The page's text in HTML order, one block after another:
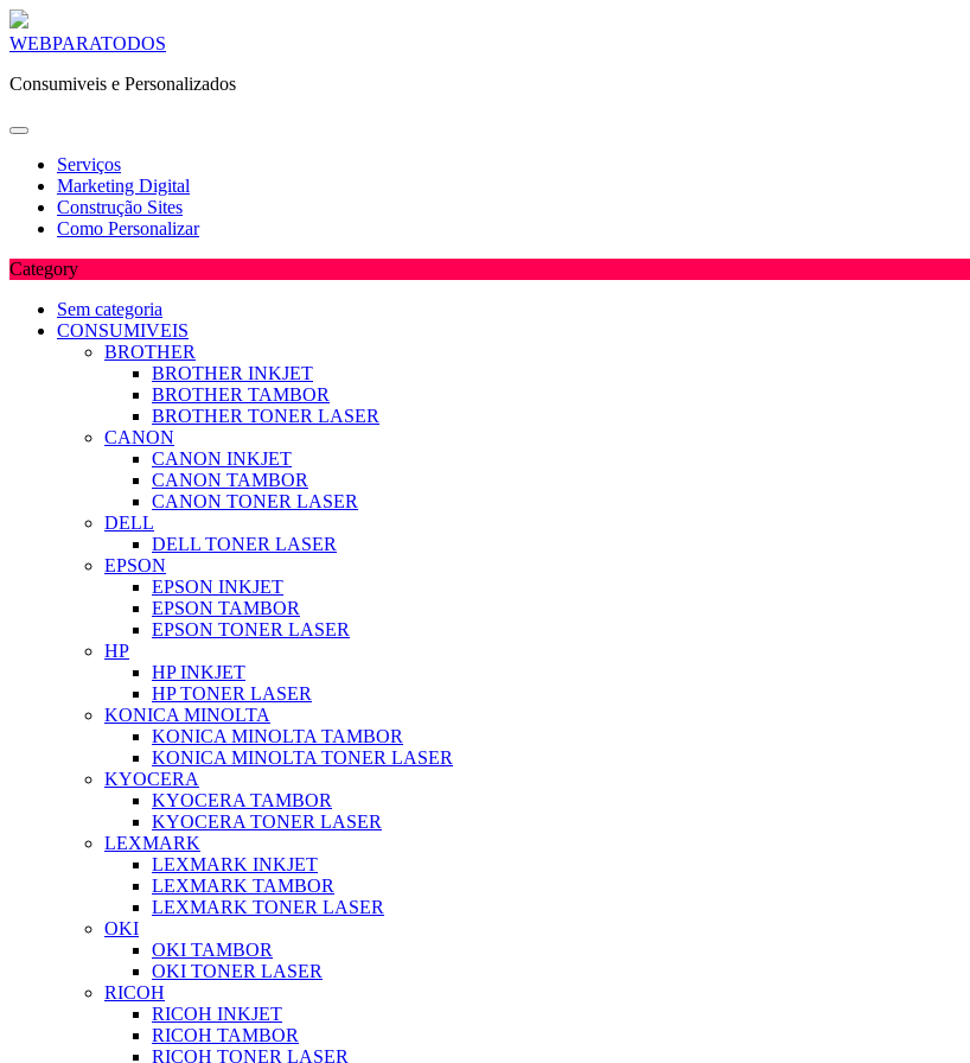
Skip
content
WEBPARATODOS
Consumiveis e Personalizados
Serviços
Marketing Digital
Construção Sites
Como Personalizar
Category
Sem categoria
CONSUMIVEIS
BROTHER
BROTHER INKJET
BROTHER TAMBOR
BROTHER TONER LASER
CANON
CANON INKJET
CANON TAMBOR
CANON TONER LASER
DELL
DELL TONER LASER
EPSON
EPSON INKJET
EPSON TAMBOR
EPSON TONER LASER
HP
HP INKJET
HP TONER LASER
KONICA MINOLTA
KONICA MINOLTA TAMBOR
KONICA MINOLTA TONER LASER
KYOCERA
KYOCERA TAMBOR
KYOCERA TONER LASER
LEXMARK
LEXMARK INKJET
LEXMARK TAMBOR
LEXMARK TONER LASER
OKI
OKI TAMBOR
OKI TONER LASER
RICOH
RICOH INKJET
RICOH TAMBOR
RICOH TONER LASER